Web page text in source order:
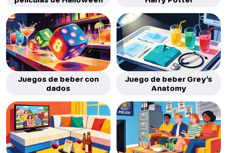
Juegos de beber con
dados
Juego de beber Grey’s
Anatomy